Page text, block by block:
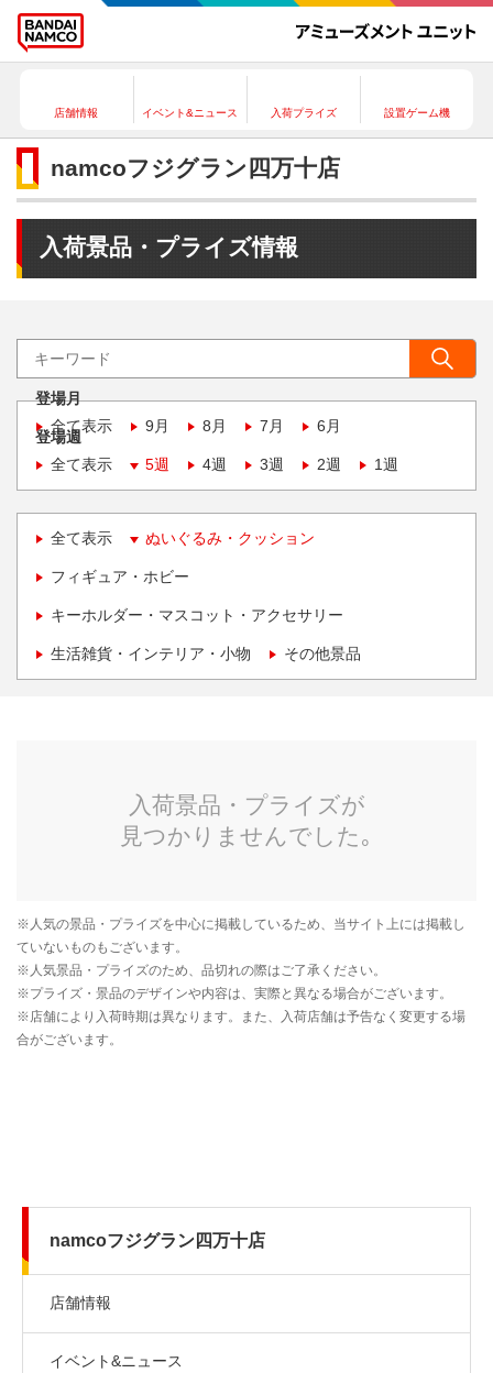
店舗情報 イベント&ニュース 入荷プライズ 設置ゲーム機
namcoフジグラン四万十店
入荷景品・プライズ情報
登場月
全て表示
9月 8月 7月 6月
登場週
全て表示
5週 4週 3週 2週 1週
全て表示 ぬいぐるみ・クッション
フィギュア・ホビー
キーホルダー・マスコット・アクセサリー
生活雑貨・インテリア・小物 その他景品
namcoフジグラン四万十店
店舗情報
イベント&ニュース